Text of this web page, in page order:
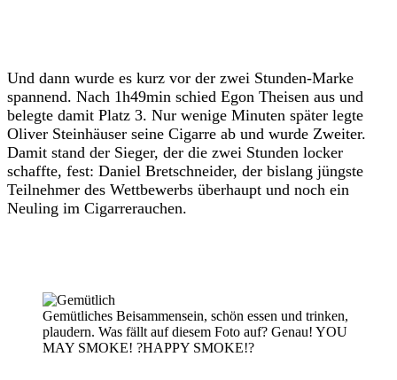
Und dann wurde es kurz vor der zwei Stunden-Marke
spannend. Nach 1h49min schied Egon Theisen aus und
belegte damit Platz 3. Nur wenige Minuten später legte
Oliver Steinhäuser seine Cigarre ab und wurde Zweiter.
Damit stand der Sieger, der die zwei Stunden locker
schaffte, fest: Daniel Bretschneider, der bislang jüngste
Teilnehmer des Wettbewerbs überhaupt und noch ein
Neuling im Cigarrerauchen.
Gemütliches Beisammensein, schön essen und trinken,
plaudern. Was fällt auf diesem Foto auf? Genau! YOU
MAY SMOKE! ?HAPPY SMOKE!?